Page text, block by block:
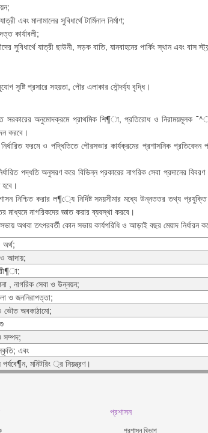
মালামালের সুবিধার্থে টার্মিনাল নির্মাণ;
কার্যাবলী;
সুবিধার্থে যাত্রী ছাউনী, সড়ক বাতি, যানবাহনের পার্কিং স্থান এবং বাস
প্রসারে সহয়তা, পৌর এলাকার সৌন্দর্য্য বৃদ্ধি।
সরকারের অনুমোদক্রমে প্রাথমিক শি¶া, প্রতিরোধ ও নিরাময়মূলক
করবে।
ফরমে ও পদ্ধিতিতে পৌরসভার কার্যক্রমের প্রশাসনিক
পদ্ধতি অনুসরণ করে বিভিন্ন প্রকারের নাগরিক সেবা প্রদানের বিবরণ
নিশ্চিত করার ল¶্যে নির্দিষ্ট সময়সীমার মধ্যে উন্নততর তথ্য
নাগরিকদের জ্ঞাত করার ব্যবস্থা করবে।
অথবা তৎপরবর্তী কোন সভায় কার্যপরিধি ও আড়াই বছর মেয়াদ নির্ধারন
আদায়;
, নাগরিক সেবা ও উন্নয়ন;
ও জননিরাপত্তা;
ভৌত অবকাঠামো;
সম্পদ;
এবং
মনিটরিং ্র নিয়ন্ত্রণ।
প্রশাসন
প্রশাসন বিভাগ